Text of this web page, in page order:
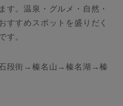
す。温泉・グルメ・自然・
すすめスポットを盛りだく
す。
段街→榛名山→榛名湖→榛